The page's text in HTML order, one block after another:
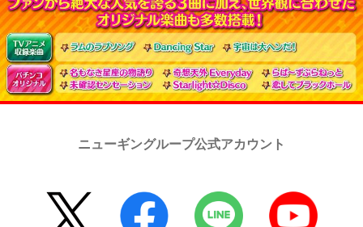
ニューギングループ公式アカウント